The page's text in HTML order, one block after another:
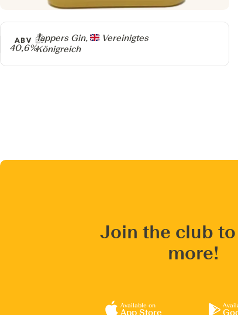
Producer
Tappers Gin,
Vereinigtes
Königreich
ABV
40,6%
Join the club
more!
Available on
App Store